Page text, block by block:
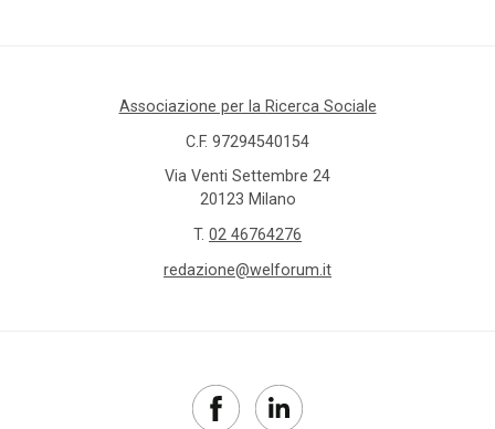
Associazione per la Ricerca Sociale
C.F. 97294540154
Via Venti Settembre 24
20123 Milano
T. 02 46764276
redazione@welforum.it